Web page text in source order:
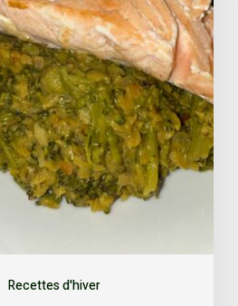
Recettes d'hiver